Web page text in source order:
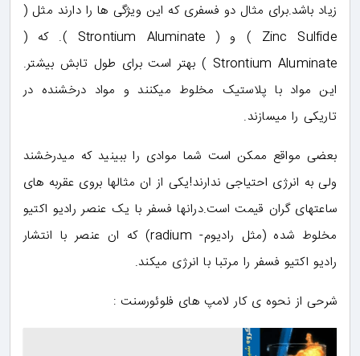
زیاد باشد.برای مثال دو فسفری که این ویژگی ها را دارند مثل (
Zinc Sulfide ) و ( Strontium Aluminate ). که (
Strontium Aluminate ) بهتر است برای طول تابش بیشتر.
این مواد با پلاستیک مخلوط میکنند و مواد درخشنده در
تاریکی را میسازند.
بعضی مواقع ممکن است شما موادی را ببینید که میدرخشند
ولی به انرژی احتیاجی ندارند!یکی از ان مثالها بروی عقربه های
ساعتهای گران قیمت است.درانها فسفر با یک عنصر رادیو اکتیو
مخلوط شده (مثل رادیوم- radium) که ان عنصر با انتشار
رادیو اکتیو فسفر را مرتبا با انرژی میکند.
شرحی از نحوه ی کار لامپ های فلوئورسنت :